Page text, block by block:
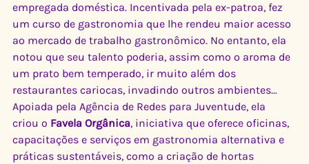
empregada doméstica. Incentivada pela ex-patroa, fez
um curso de gastronomia que lhe rendeu maior acesso
ao mercado de trabalho gastronômico. No entanto, ela
notou que seu talento poderia, assim como o aroma de
um prato bem temperado, ir muito além dos
restaurantes cariocas, invadindo outros ambientes…
Apoiada pela Agência de Redes para Juventude, ela
criou o Favela Orgânica, iniciativa que oferece oficinas,
capacitações e serviços em gastronomia alternativa e
práticas sustentáveis, como a criação de hortas